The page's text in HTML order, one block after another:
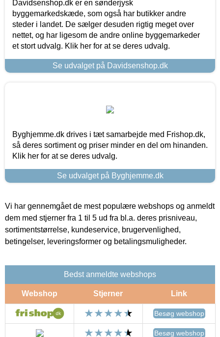
Davidsenshop.dk er en sønderjysk
byggemarkedskæde, som også har butikker andre
steder i landet. De sælger desuden rigtig meget over
nettet, og har ligesom de andre online byggemarkeder
et stort udvalg. Klik her for at se deres udvalg.
Se udvalget på Davidsenshop.dk
Byghjemme.dk drives i tæt samarbejde med Frishop.dk,
så deres sortiment og priser minder en del om hinanden.
Klik her for at se deres udvalg.
Se udvalget på Byghjemme.dk
Vi har gennemgået de mest populære webshops og anmeldt
dem med stjerner fra 1 til 5 ud fra bl.a. deres prisniveau,
sortimentstørrelse, kundeservice, brugervenlighed,
betingelser, leveringsformer og betalingsmuligheder.
Bedst anmeldte webshops
Webshop Stjerner Link
Besøg webshop
Besøg webshop